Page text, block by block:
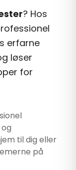
? Hos
erfarne
løser
for
til dig eller
på